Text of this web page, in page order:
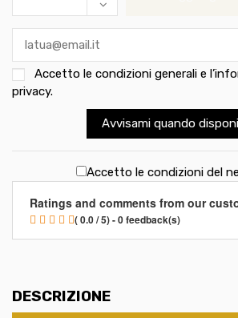
Accetto le condizioni generali e
privacy.
Avvisami quando
Accetto le condizioni del
Ratings and comments from our
( 0.0 / 5) - 0 feedback(s)
DESCRIZIONE